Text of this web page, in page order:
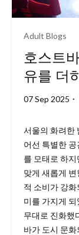
Adult Blogs
호스트
유를 더
07 Sep 2025
서울의 화려한
어선 특별한
를 모태로 하
맞게 새롭게
적 소비가 강
미를 가지게
무대로 진화했
바가 도시 문화